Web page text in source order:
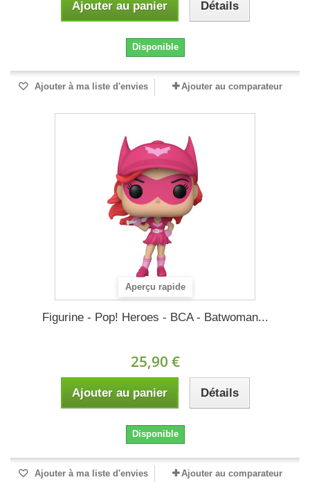
Ajouter au panier Détails
Disponible
Ajouter à ma liste d'envies Ajouter au comparateur
Aperçu rapide
Figurine - Pop! Heroes - BCA - Batwoman...
25,90 €
Ajouter au panier Détails
Disponible
Ajouter à ma liste d'envies Ajouter au comparateur